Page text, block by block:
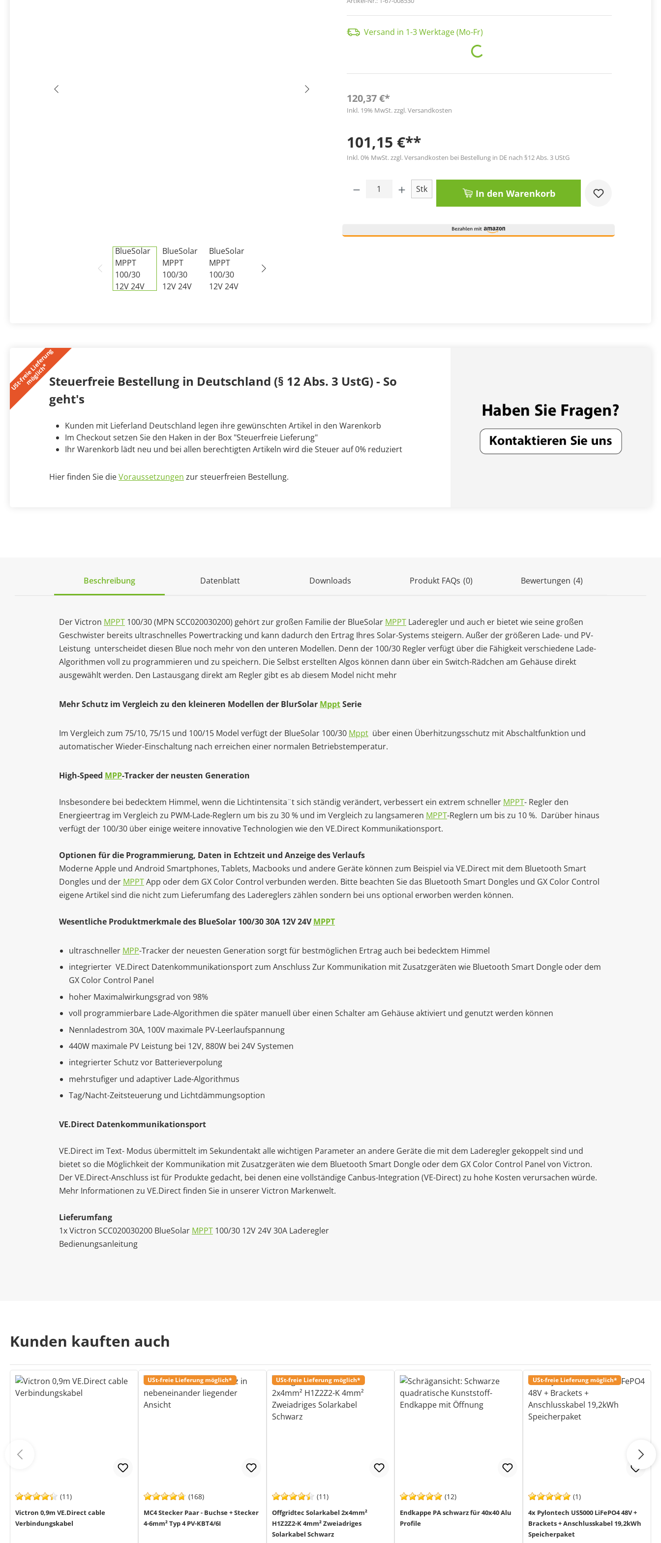
Versand in 1-3 Werktage (Mo-Fr)
Loading...
120,37 €*
Inkl. 19% MwSt. zzgl. Versandkosten
101,15 €**
Inkl. 0% MwSt. zzgl. Versandkosten bei Bestellung in DE nach §12 Abs. 3 UStG
Produkt Anzahl: Gib den gewünschten Wert ein oder
Stk In den Warenkorb
U
S
t
-
f
r
e
i
e
L
i
e
f
e
r
u
n
g
m
ö
g
l
i
c
h
*Steuerfreie Bestellung in Deutschland (§ 12 Abs. 3 UstG) - So
geht's
Kunden mit Lieferland Deutschland legen ihre gewünschten Artikel in den Warenkorb
Im Checkout setzen Sie den Haken in der Box "Steuerfreie Lieferung"
Ihr Warenkorb lädt neu und bei allen berechtigten Artikeln wird die Steuer auf 0% reduziert
Hier finden Sie dieVoraussetzungen zur steuerfreien Bestellung.
Beschreibung Datenblatt Downloads Produkt FAQs (0) Bewertungen (4)
Der Victron MPPT 100/30 (MPN SCC020030200) gehört zur großen Familie der BlueSolar MPPT Laderegler und auch er bietet wie seine großen
Geschwister bereits ultraschnelles Powertracking und kann dadurch den Ertrag Ihres Solar-Systems steigern. Außer der größeren Lade- und PV-
Leistung unterscheidet diesen Blue noch mehr von den unteren Modellen. Denn der 100/30 Regler verfügt über die Fähigkeit verschiedene Lade-
Algorithmen voll zu programmieren und zu speichern. Die Selbst erstellten Algos können dann über ein Switch-Rädchen am Gehäuse direkt
ausgewählt werden. Den Lastausgang direkt am Regler gibt es ab diesem Model nicht mehr
Mehr Schutz im Vergleich zu den kleineren Modellen der BlurSolar MpptSerie
Im Vergleich zum 75/10, 75/15 und 100/15 Model verfügt der BlueSolar 100/30 Mppt über einen Überhitzungsschutz mit Abschaltfunktion und
automatischer Wieder-Einschaltung nach erreichen einer normalen Betriebstemperatur.
High-Speed MPP-Tracker der neusten Generation
Insbesondere bei bedecktem Himmel, wenn die Lichtintensita¨t sich ständig verändert, verbessert ein extrem schneller MPPT- Regler den
Energieertrag im Vergleich zu PWM-Lade-Reglern um bis zu 30 % und im Vergleich zu langsameren MPPT-Reglern um bis zu 10 %. Darüber hinaus
verfügt der 100/30 über einige weitere innovative Technologien wie den VE.Direct Kommunikationsport.
Optionen für die Programmierung, Daten in Echtzeit und Anzeige des Verlaufs
Moderne Apple und Android Smartphones, Tablets, Macbooks und andere Geräte können zum Beispiel via VE.Direct mit dem Bluetooth Smart
Dongles und der MPPTApp oder dem GX Color Control verbunden werden. Bitte beachten Sie das Bluetooth Smart Dongles und GX Color Control
eigene Artikel sind die nicht zum Lieferumfang des Ladereglers zählen sondern bei uns optional erworben werden können.
Wesentliche Produktmerkmale des BlueSolar 100/30 30A 12V 24VMPPT
ultraschneller MPP-Tracker der neuesten Generation sorgt für bestmöglichen Ertrag auch bei bedecktem Himmel
integrierter VE.Direct Datenkommunikationsport zum Anschluss Zur Kommunikation mit Zusatzgeräten wie Bluetooth Smart Dongle oder dem
GX Color Control Panel
hoher Maximalwirkungsgrad von 98%
voll programmierbare Lade-Algorithmen die später manuell über einen Schalter am Gehäuse aktiviert und genutzt werden können
Nennladestrom 30A, 100V maximale PV-Leerlaufspannung
440W maximale PV Leistung bei 12V, 880W bei 24V Systemen
integrierter Schutz vor Batterieverpolung
mehrstufiger und adaptiver Lade-Algorithmus
Tag/Nacht-Zeitsteuerung und Lichtdämmungsoption
VE.Direct Datenkommunikationsport
VE.Direct im Text- Modus übermittelt im Sekundentakt alle wichtigen Parameter an andere Geräte die mit dem Laderegler gekoppelt sind und
bietet so die Möglichkeit der Kommunikation mit Zusatzgeräten wie dem Bluetooth Smart Dongle oder dem GX Color Control Panel von Victron.
Der VE.Direct-Anschluss ist für Produkte gedacht, bei denen eine vollständige Canbus-Integration (VE-Direct) zu hohe Kosten verursachen würde.
Mehr Informationen zu VE.Direct finden Sie in unserer Victron Markenwelt.
Lieferumfang
1x Victron SCC020030200 BlueSolar MPPT 100/30 12V 24V 30A Laderegler
Bedienungsanleitung
Kunden kauften auch
(11)
Victron 0,9m VE.Direct cable
Verbindungskabel
USt-freie Lieferung möglich*
(168)
MC4 Stecker Paar - Buchse + Stecker
4-6mm² Typ 4 PV-KBT4/6I
USt-freie Lieferung möglich*
(11)
Offgridtec Solarkabel 2x4mm²
H1Z2Z2-K 4mm² Zweiadriges
Solarkabel Schwarz
(12)
Endkappe PA schwarz für 40x40 Alu
Profile
USt-freie Lieferung möglich*
(1)
4x Pylontech US5000 LiFePO4 48V +
Brackets + Anschlusskabel 19,2kWh
Speicherpaket